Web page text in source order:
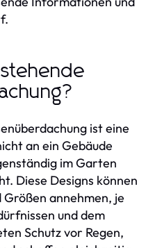
ist eine
an ein Gebäude
im Garten
Diese Designs können
annehmen, je
und dem
Schutz vor Regen,